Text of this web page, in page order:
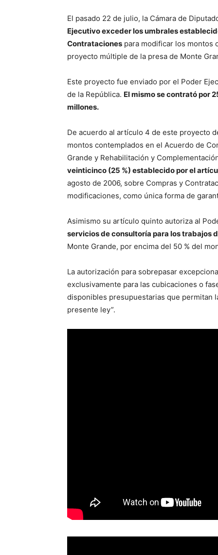
El pasado 22 de julio, la Cámara de
Ejecutivo exceder los umbrales
Contrataciones para modificar los montos
proyecto múltiple de la presa de Monte
Este proyecto fue enviado por el Poder
de la República. El mismo se contrató por
millones.
De acuerdo al artículo 4 de este proyecto
montos contemplados en el Acuerdo de
Grande y Rehabilitación y
veinticinco (25 %) establecido por el
agosto de 2006, sobre Compras y
modificaciones, como única forma de
Asimismo su artículo quinto autoriza al
servicios de consultoría para los trabajos
Monte Grande, por encima del 50 % del
La autorización para sobrepasar
exclusivamente para las cubicaciones o
disponibles presupuestarias que permitan
presente ley”.